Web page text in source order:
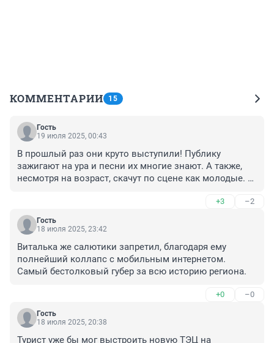
КОММЕНТАРИИ 15
Гость
19 июля 2025, 00:43
В прошлый раз они круто выступили! Публику
зажигают на ура и песни их многие знают. А также,
несмотря на возраст, скачут по сцене как молодые.
большим количеством хитов, таких как Дискотека
авария.
+3 –2
Гость
18 июля 2025, 23:42
Виталька же салютики запретил, благодаря ему
полнейший коллапс с мобильным интернетом.
Самый бестолковый губер за всю историю региона.
+0 –0
Гость
18 июля 2025, 20:38
Турист уже бы мог выстроить новую ТЭЦ на